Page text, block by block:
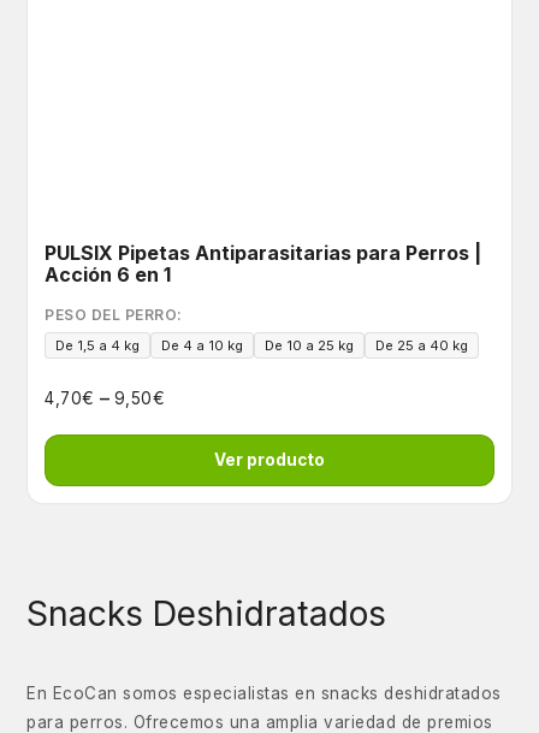
PULSIX Pipetas Antiparasitarias para Perros |
Acción 6 en 1
PESO DEL PERRO:
De 1,5 a 4 kg De 4 a 10 kg De 10 a 25 kg De 25 a 40 kg
4,70€ – 9,50€
Ver producto
Snacks Deshidratados
En EcoCan somos especialistas en snacks deshidratados
para perros. Ofrecemos una amplia variedad de premios